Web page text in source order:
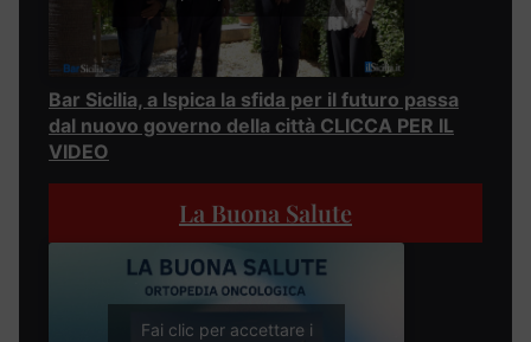
Bar Sicilia, a Ispica la sfida per il futuro passa
dal nuovo governo della città CLICCA PER IL
VIDEO
La Buona Salute
Fai clic per accettare i